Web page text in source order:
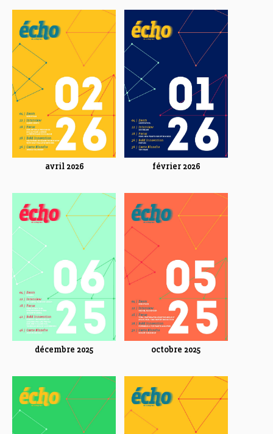
avril 2026 février 2026
décembre 2025 octobre 2025